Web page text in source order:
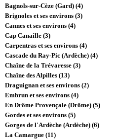
Bagnols-sur-Cèze (Gard) (4)
Brignoles et ses environs (3)
Cannes et ses environs (4)
Cap Canaille (3)
Carpentras et ses environs (4)
Cascade du Ray-Pic (Ardèche) (4)
Chaîne de la Trévaresse (3)
Chaîne des Alpilles (13)
Draguignan et ses environs (2)
Embrun et ses environs (4)
En Drôme Provençale (Drôme) (5)
Gordes et ses environs (5)
Gorges de l'Ardèche (Ardèche) (6)
La Camargue (11)